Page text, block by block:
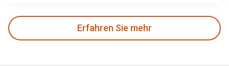
Erfahren Sie mehr